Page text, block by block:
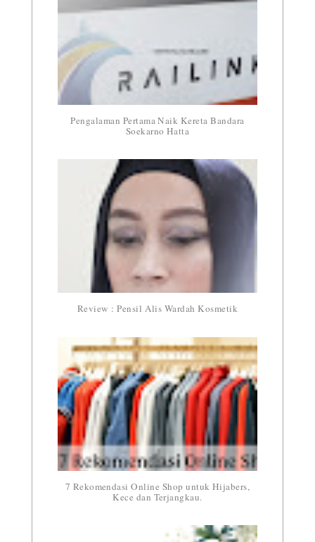
Pengalaman Pertama Naik Kereta Bandara
Soekarno Hatta
Review : Pensil Alis Wardah Kosmetik
7 Rekomendasi Online Shop untuk Hijabers,
Kece dan Terjangkau.